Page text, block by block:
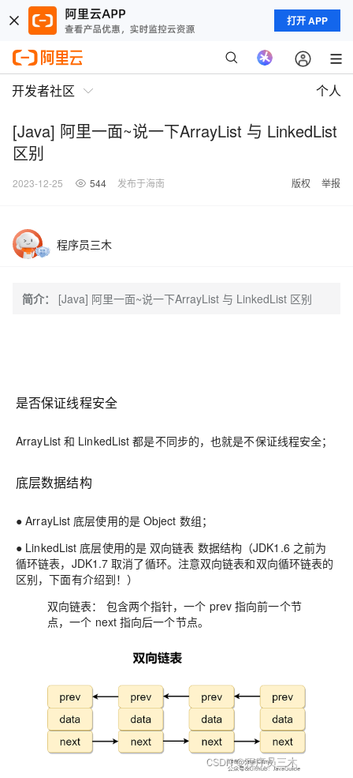
打开 APP
开发者社区 个人
[Java] 阿里一面~说一下ArrayList 与 LinkedList
区别
2023-12-25 544 发布于海南 版权 举报
程序员三木
简介： [Java] 阿里一面~说一下ArrayList 与 LinkedList 区别
是否保证线程安全
ArrayList 和 LinkedList 都是不同步的，也就是不保证线程安全；
底层数据结构
● ArrayList 底层使用的是 Object 数组；
● LinkedList 底层使用的是 双向链表 数据结构（JDK1.6 之前为
循环链表，JDK1.7 取消了循环。注意双向链表和双向循环链表的
区别，下面有介绍到！）
双向链表： 包含两个指针，一个 prev 指向前一个节
点，一个 next 指向后一个节点。